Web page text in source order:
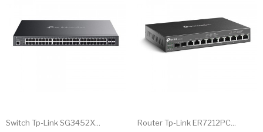
Switch Tp-Link SG3452X... Router Tp-Link ER7212PC...